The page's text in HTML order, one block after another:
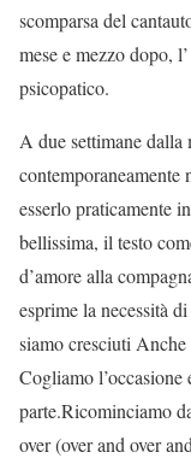
scomparsa del
mese e mezzo dopo,
psicopatico.
A due settimane
esserlo praticamente
bellissima, il testo
d’amore alla
esprime la necessità
siamo cresciuti Anche
Cogliamo
parte.Ricominciamo
over (over and over